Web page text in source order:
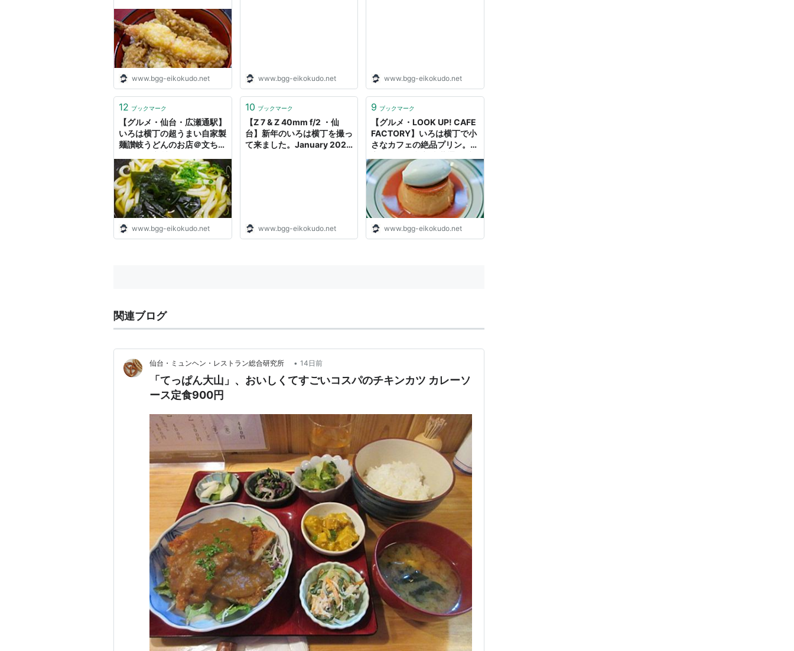
Rockets
www.bgg-eikokudo.net www.bgg-eikokudo.net www.bgg-eikokudo.net
12 ブックマーク
【グルメ・仙台・広瀬通駅】
いろは横丁の超うまい自家製
麺讃岐うどんのお店＠文ちゃ
Rockets
www.bgg-eikokudo.net
10 ブックマーク
【Z 7 & Z 40mm f/2 ・仙
台】新年のいろは横丁を撮っ
て来ました。January 2023
www.bgg-eikokudo.net
9 ブックマーク
【グルメ・LOOK UP! CAFE
FACTORY】いろは横丁で小
さなカフェの絶品プリン。最
町駅 6回目 - Eikokudo
Rockets
www.bgg-eikokudo.net
関連ブログ
仙台・ミュンヘン・レストラン総合研究所 • 14日前
「てっぱん大山」、おいしくてすごいコスパのチキンカツ カレーソ
ース定食900円